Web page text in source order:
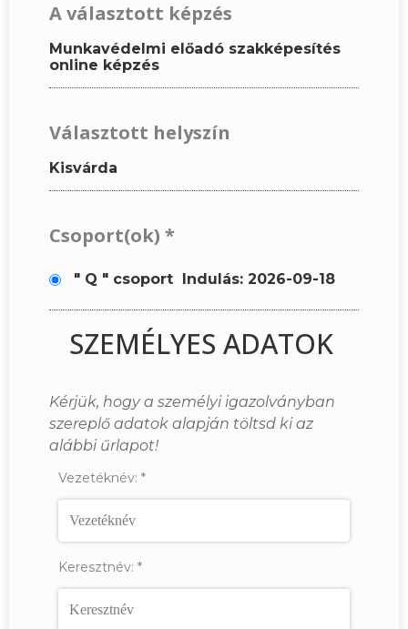
A választott képzés
Munkavédelmi előadó szakképesítés
online képzés
Választott helyszín
Kisvárda
Csoport(ok) *
" Q " csoport Indulás: 2026-09-18
SZEMÉLYES ADATOK
Kérjük, hogy a személyi igazolványban
szereplő adatok alapján töltsd ki az
alábbi űrlapot!
Vezetéknév: *
Keresztnév: *